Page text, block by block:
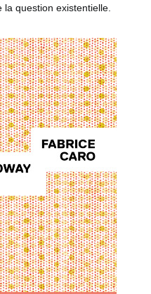
question existentielle.